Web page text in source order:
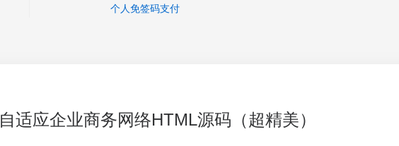
个人免签码支付
自适应企业商务网络HTML源码（超精美）